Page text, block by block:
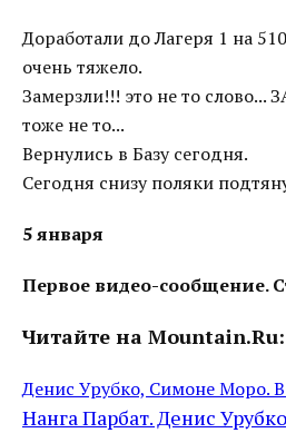
Доработали до Лагеря 1 на
очень тяжело.
Замерзли!!! это не то слово...
тоже не то...
Вернулись в Базу сегодня.
Сегодня снизу поляки
5 января
Первое видео-сообщение.
Читайте на Mountain.Ru:
Денис Урубко, Симоне Моро.
Нанга Парбат. Денис